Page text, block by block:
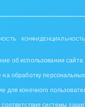
онлайн-
КОНФИДЕНЦИАЛЬНОСТЬ
об использовании сайта
на обработку
для конечного
соответствия системы